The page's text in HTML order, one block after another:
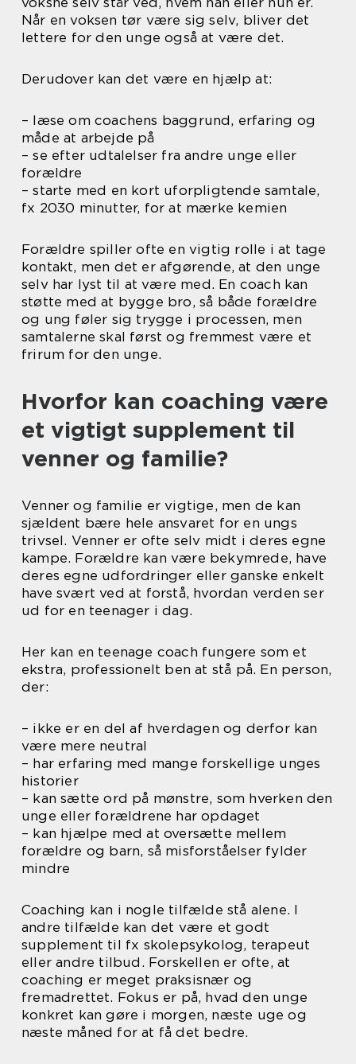
Når en voksen tør være sig selv, bliver det
lettere for den unge også at være det.
Derudover kan det være en hjælp at:
– læse om coachens baggrund, erfaring og
måde at arbejde på
– se efter udtalelser fra andre unge eller
forældre
– starte med en kort uforpligtende samtale,
fx 2030 minutter, for at mærke kemien
Forældre spiller ofte en vigtig rolle i at tage
kontakt, men det er afgørende, at den unge
selv har lyst til at være med. En coach kan
støtte med at bygge bro, så både forældre
og ung føler sig trygge i processen, men
samtalerne skal først og fremmest være et
frirum for den unge.
Hvorfor kan coaching være
et vigtigt supplement til
venner og familie?
Venner og familie er vigtige, men de kan
sjældent bære hele ansvaret for en ungs
trivsel. Venner er ofte selv midt i deres egne
kampe. Forældre kan være bekymrede, have
deres egne udfordringer eller ganske enkelt
have svært ved at forstå, hvordan verden ser
ud for en teenager i dag.
Her kan en teenage coach fungere som et
ekstra, professionelt ben at stå på. En person,
der:
– ikke er en del af hverdagen og derfor kan
være mere neutral
– har erfaring med mange forskellige unges
historier
– kan sætte ord på mønstre, som hverken den
unge eller forældrene har opdaget
– kan hjælpe med at oversætte mellem
forældre og barn, så misforståelser fylder
mindre
Coaching kan i nogle tilfælde stå alene. I
andre tilfælde kan det være et godt
supplement til fx skolepsykolog, terapeut
eller andre tilbud. Forskellen er ofte, at
coaching er meget praksisnær og
fremadrettet. Fokus er på, hvad den unge
konkret kan gøre i morgen, næste uge og
næste måned for at få det bedre.